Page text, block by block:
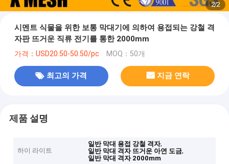
2/2
시멘트 식물을 위한 보통 막대기에 의하여 용접되는 강철 격
자판 뜨거운 직류 전기를 통한 2000mm
가격：USD20.50-50.50/pc MOQ：50개
최고의 가격 지금 연락
제품 설명
하이 라이트
일반 막대 용접 강철 격자,
일반 막대 격자 뜨거운 아연 도금,
일반 막대 격자 2000mm